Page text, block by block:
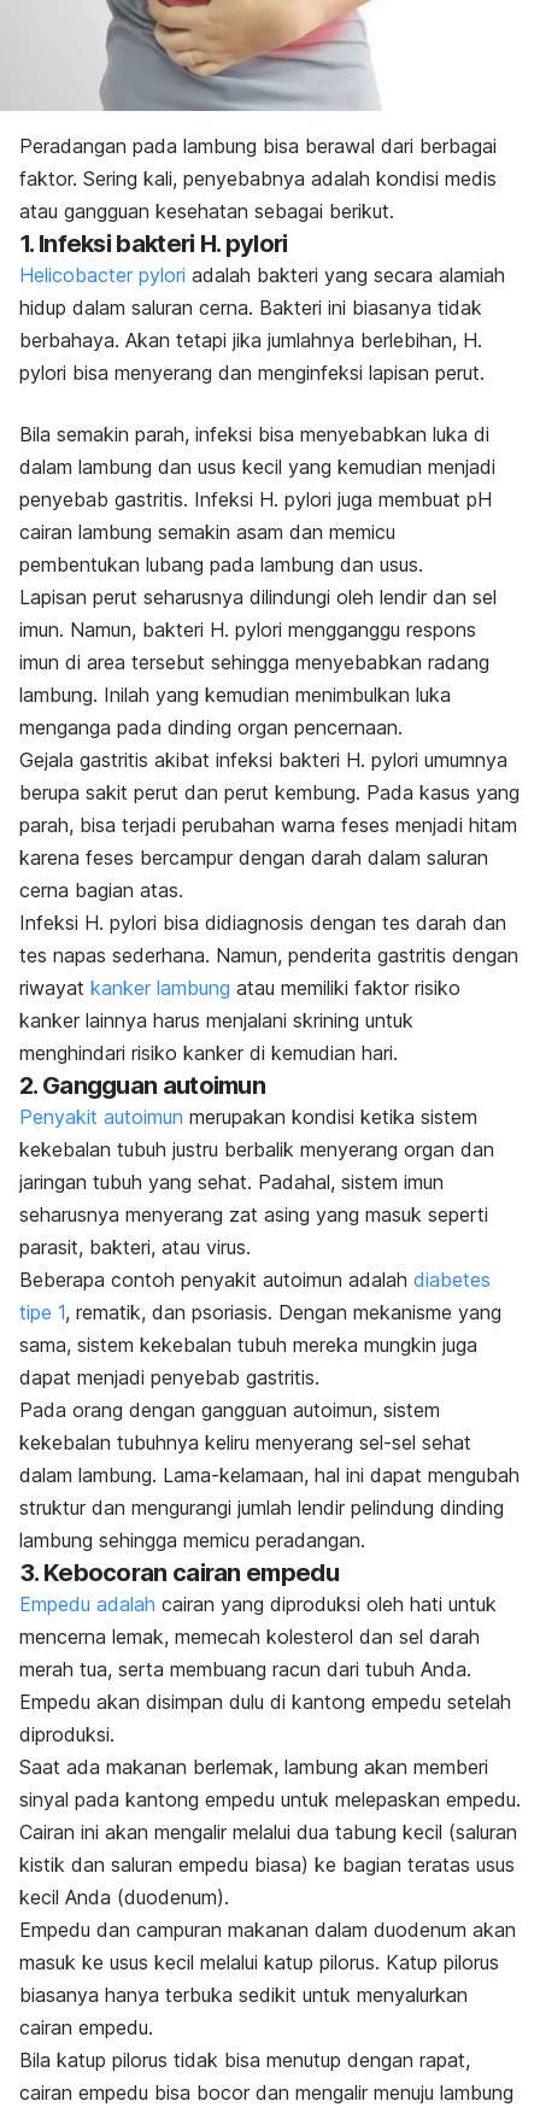
Peradangan pada lambung bisa berawal dari berbagai
faktor. Sering kali, penyebabnya adalah kondisi medis
atau gangguan kesehatan sebagai berikut.
1. Infeksi bakteri H. pylori
Helicobacter pylori adalah bakteri yang secara alamiah
hidup dalam saluran cerna. Bakteri ini biasanya tidak
berbahaya. Akan tetapi jika jumlahnya berlebihan, H.
pylori bisa menyerang dan menginfeksi lapisan perut.
Bila semakin parah, infeksi bisa menyebabkan luka di
dalam lambung dan usus kecil yang kemudian menjadi
penyebab gastritis. Infeksi H. pylori juga membuat pH
cairan lambung semakin asam dan memicu
pembentukan lubang pada lambung dan usus.
Lapisan perut seharusnya dilindungi oleh lendir dan sel
imun. Namun, bakteri H. pylori mengganggu respons
imun di area tersebut sehingga menyebabkan radang
lambung. Inilah yang kemudian menimbulkan luka
menganga pada dinding organ pencernaan.
Gejala gastritis akibat infeksi bakteri H. pylori umumnya
berupa sakit perut dan perut kembung. Pada kasus yang
parah, bisa terjadi perubahan warna feses menjadi hitam
karena feses bercampur dengan darah dalam saluran
cerna bagian atas.
Infeksi H. pylori bisa didiagnosis dengan tes darah dan
tes napas sederhana. Namun, penderita gastritis dengan
riwayat kanker lambung atau memiliki faktor risiko
kanker lainnya harus menjalani skrining untuk
menghindari risiko kanker di kemudian hari.
2. Gangguan autoimun
Penyakit autoimun merupakan kondisi ketika sistem
kekebalan tubuh justru berbalik menyerang organ dan
jaringan tubuh yang sehat. Padahal, sistem imun
seharusnya menyerang zat asing yang masuk seperti
parasit, bakteri, atau virus.
Beberapa contoh penyakit autoimun adalah diabetes
tipe 1, rematik, dan psoriasis. Dengan mekanisme yang
sama, sistem kekebalan tubuh mereka mungkin juga
dapat menjadi penyebab gastritis.
Pada orang dengan gangguan autoimun, sistem
kekebalan tubuhnya keliru menyerang sel-sel sehat
dalam lambung. Lama-kelamaan, hal ini dapat mengubah
struktur dan mengurangi jumlah lendir pelindung dinding
lambung sehingga memicu peradangan.
3. Kebocoran cairan empedu
Empedu adalah cairan yang diproduksi oleh hati untuk
mencerna lemak, memecah kolesterol dan sel darah
merah tua, serta membuang racun dari tubuh Anda.
Empedu akan disimpan dulu di kantong empedu setelah
diproduksi.
Saat ada makanan berlemak, lambung akan memberi
sinyal pada kantong empedu untuk melepaskan empedu.
Cairan ini akan mengalir melalui dua tabung kecil (saluran
kistik dan saluran empedu biasa) ke bagian teratas usus
kecil Anda (duodenum).
Empedu dan campuran makanan dalam duodenum akan
masuk ke usus kecil melalui katup pilorus. Katup pilorus
biasanya hanya terbuka sedikit untuk menyalurkan
cairan empedu.
Bila katup pilorus tidak bisa menutup dengan rapat,
cairan empedu bisa bocor dan mengalir menuju lambung